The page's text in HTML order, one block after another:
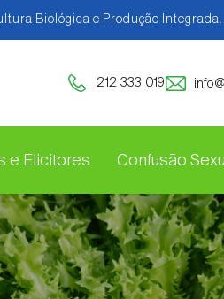
Biológica e Produção Integrada.
212 333 019
e Elicitores Confusão